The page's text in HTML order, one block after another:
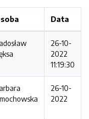
Data
26-10-
2022
11:19:30
26-10-
2022